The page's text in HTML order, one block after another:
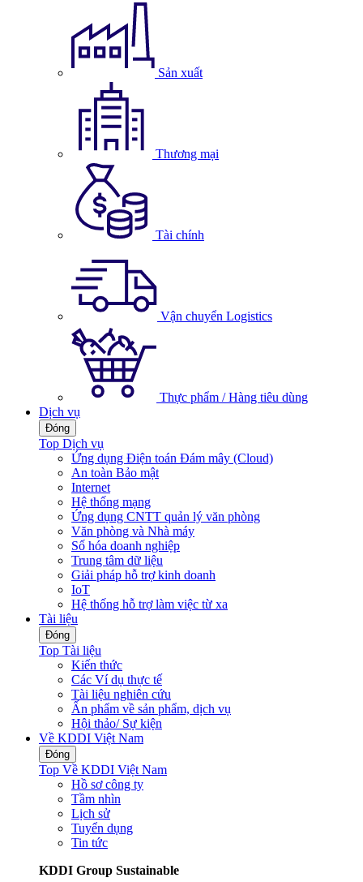
Sản xuất
Thương mại
Tài chính
Vận chuyển Logistics
Thực phẩm / Hàng tiêu dùng
Dịch vụ
Đóng
Top Dịch vụ
Ứng dụng Điện toán Đám mây (Cloud)
An toàn Bảo mật
Internet
Hệ thống mạng
Ứng dụng CNTT quản lý văn phòng
Văn phòng và Nhà máy
Số hóa doanh nghiệp
Trung tâm dữ liệu
Giải pháp hỗ trợ kinh doanh
IoT
Hệ thống hỗ trợ làm việc từ xa
Tài liệu
Đóng
Top Tài liệu
Kiến thức
Các Ví dụ thực tế
Tài liệu nghiên cứu
Ấn phẩm về sản phẩm, dịch vụ
Hội thảo/ Sự kiện
Về KDDI Việt Nam
Đóng
Top Về KDDI Việt Nam
Hồ sơ công ty
Tầm nhìn
Lịch sử
Tuyển dụng
Tin tức
KDDI Group Sustainable